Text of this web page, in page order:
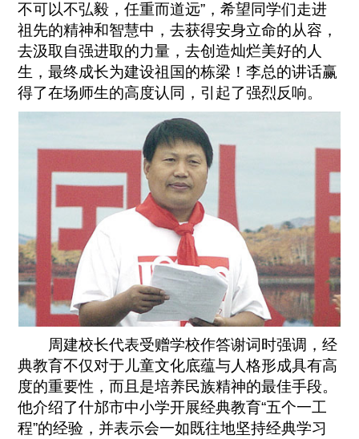
不可以不弘毅，任重而道远”，希望同学们走进
祖先的精神和智慧中，去获得安身立命的从容，
去汲取自强进取的力量，去创造灿烂美好的人
生，最终成长为建设祖国的栋梁！李总的讲话赢
得了在场师生的高度认同，引起了强烈反响。
周建校长代表受赠学校作答谢词时强调，经
典教育不仅对于儿童文化底蕴与人格形成具有高
度的重要性，而且是培养民族精神的最佳手段。
他介绍了什邡市中小学开展经典教育“五个一工
程”的经验，并表示会一如既往地坚持经典学习